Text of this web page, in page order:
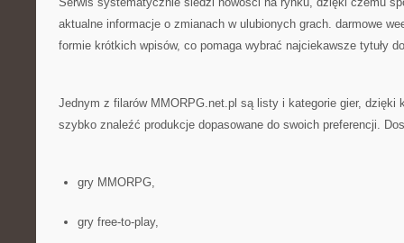
aktualne informacje o zmianach w ulubionych grach. darmowe
formie krótkich wpisów, co pomaga wybrać najciekawsze tytuły
Jednym z filarów MMORPG.net.pl są listy i kategorie gier, dzięki
szybko znaleźć produkcje dopasowane do swoich preferencji.
gry MMORPG,
gry free-to-play,